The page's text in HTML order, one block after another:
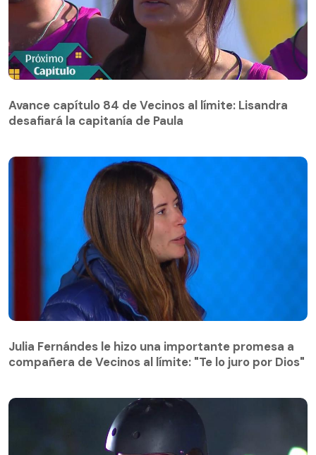
desafiará la capitanía de Paula
Avance capítulo 84 de Vecinos al límite: Lisandra
desafiará la capitanía de Paula
compañera de Vecinos al límite: "Te lo juro por Dios"
Julia Fernándes le hizo una importante promesa a
compañera de Vecinos al límite: "Te lo juro por Dios"